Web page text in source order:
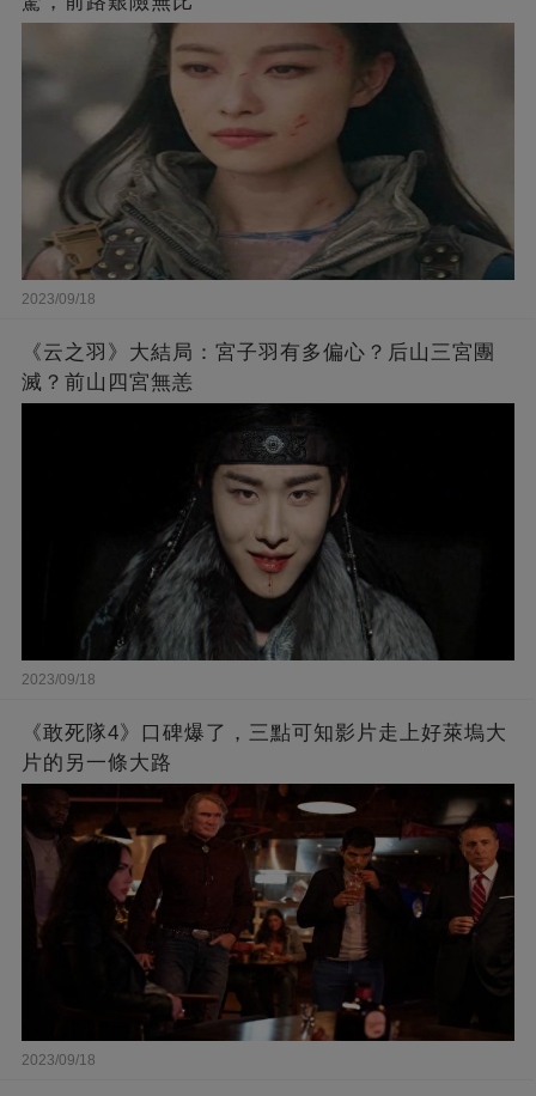
2023/09/18
《云之羽》大結局：宮子羽有多偏心？后山三宮團
滅？前山四宮無恙
2023/09/18
《敢死隊4》口碑爆了，三點可知影片走上好萊塢大
片的另一條大路
2023/09/18